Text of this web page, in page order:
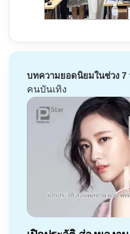
บทความยอดนิยมในช่วง 7
คนบันเทิง